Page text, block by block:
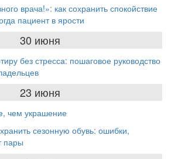
врача!»: как сохранить спокойствие
пациент в ярости
30 июня
без стресса: пошаговое руководство
23 июня
чем украшение
сезонную обувь: ошибки,
пары